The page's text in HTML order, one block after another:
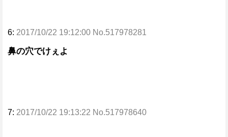
6: 2017/10/22 19:12:00 No.517978281
鼻の穴でけぇよ
7: 2017/10/22 19:13:22 No.517978640